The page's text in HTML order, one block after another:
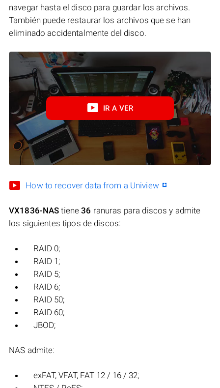
navegar hasta el disco para guardar los archivos.
También puede restaurar los archivos que se han
eliminado accidentalmente del disco.
IR A VER
How to recover data from a Uniview
VX1836-NAS tiene36 ranuras para discos y admite
los siguientes tipos de discos:
RAID 0;
RAID 1;
RAID 5;
RAID 6;
RAID 50;
RAID 60;
JBOD;
NAS admite:
exFAT, VFAT, FAT 12 / 16 / 32;